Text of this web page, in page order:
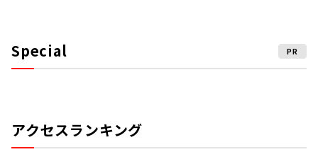
Special PR
アクセスランキング